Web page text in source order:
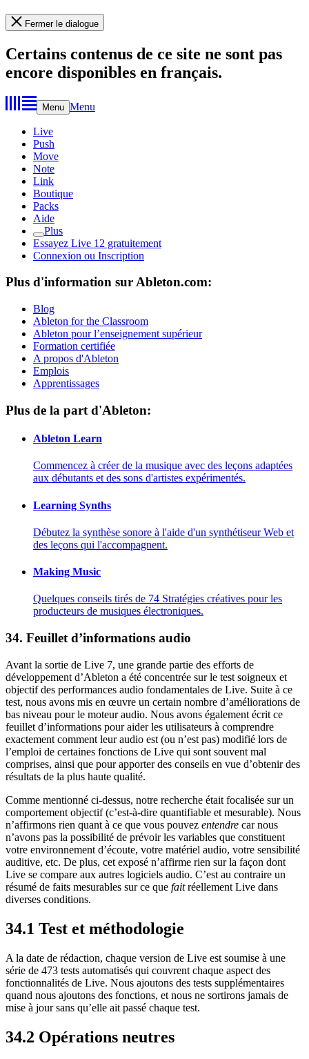
Fermer le dialogue
Certains contenus de ce site ne sont pas
encore disponibles en français.
Menu Menu
Live
Push
Move
Note
Link
Boutique
Packs
Aide
Plus
Essayez Live 12 gratuitement
Connexion ou Inscription
Plus d'information sur Ableton.com:
Blog
Ableton for the Classroom
Ableton pour l’enseignement supérieur
Formation certifiée
A propos d'Ableton
Emplois
Apprentissages
Plus de la part d'Ableton:
Ableton Learn
Commencez à créer de la musique avec des leçons adaptées
aux débutants et des sons d'artistes expérimentés.
Learning Synths
Débutez la synthèse sonore à l'aide d'un synthétiseur Web et
des leçons qui l'accompagnent.
Making Music
Quelques conseils tirés de 74 Stratégies créatives pour les
producteurs de musiques électroniques.
34. Feuillet d’informations audio
Avant la sortie de Live 7, une grande partie des efforts de
développement d’Ableton a été concentrée sur le test soigneux et
objectif des performances audio fondamentales de Live. Suite à ce
test, nous avons mis en œuvre un certain nombre d’améliorations de
bas niveau pour le moteur audio. Nous avons également écrit ce
feuillet d’informations pour aider les utilisateurs à comprendre
exactement comment leur audio est (ou n’est pas) modifié lors de
l’emploi de certaines fonctions de Live qui sont souvent mal
comprises, ainsi que pour apporter des conseils en vue d’obtenir des
résultats de la plus haute qualité.
Comme mentionné ci-dessus, notre recherche était focalisée sur un
comportement objectif (c’est-à-dire quantifiable et mesurable). Nous
n’affirmons rien quant à ce que vous pouvez entendre car nous
n’avons pas la possibilité de prévoir les variables que constituent
votre environnement d’écoute, votre matériel audio, votre sensibilité
auditive, etc. De plus, cet exposé n’affirme rien sur la façon dont
Live se compare aux autres logiciels audio. C’est au contraire un
résumé de faits mesurables sur ce que faitréellement Live dans
diverses conditions.
34.1 Test et méthodologie
A la date de rédaction, chaque version de Live est soumise à une
série de 473 tests automatisés qui couvrent chaque aspect des
fonctionnalités de Live. Nous ajoutons des tests supplémentaires
quand nous ajoutons des fonctions, et nous ne sortirons jamais de
mise à jour sans qu’elle ait passé chaque test.
34.2 Opérations neutres